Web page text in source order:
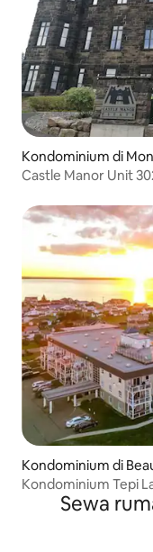
Kondominium di
Castle Manor Unit
Kondominium di
Kondominium Tepi
Sewa